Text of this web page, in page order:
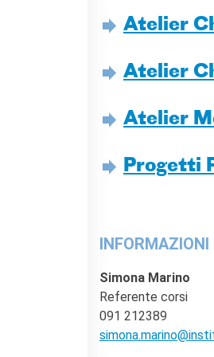
PALERMO
Bandi
Residenze passate
CERCA
Atelier
Atelier
Atelier
Progetti
INFORMAZIONI
Simona Marino
Referente corsi
091 212389